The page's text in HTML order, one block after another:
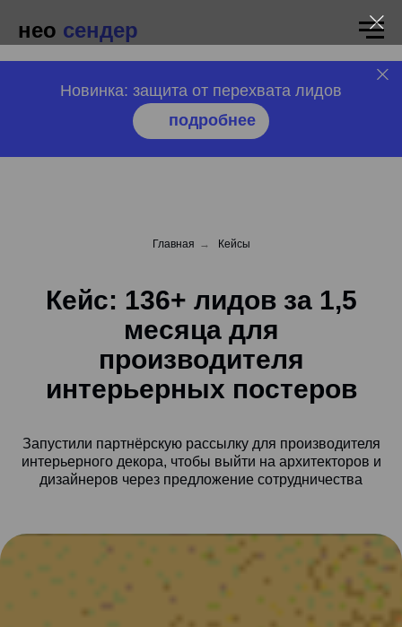
нео сендер
Новинка: защита от перехвата лидов
подробнее
Главная → Кейсы
Кейс: 136+ лидов за 1,5
месяца для
производителя
интерьерных постеров
Запустили партнёрскую рассылку для производителя
интерьерного декора, чтобы выйти на архитекторов и
дизайнеров через предложение сотрудничества